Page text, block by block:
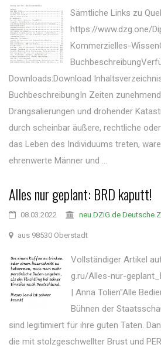
Sämtliche Links zu
https://www.dzg.one/
Kommerzielles-
Downloads:Download
BuchbeschreibungIn Zeiten
Drangsalierungen und drohender
durch scheinbar äußere, rechtliche
das Leben des Individuums treten,
ehrenwerte Männer und ...
Alles nur geplant: BRD kaputt!
08.03.2022 neu.DZiG.de Deutsche
aus 98530 Oberstadt
Vollständiger Artikel
g.ru/Alles-nur-
| Anna Tolien"Alle
Bühnen der
sind legitimiert für ihre guten Taten.
die mit stolzgeschwellter Brust und